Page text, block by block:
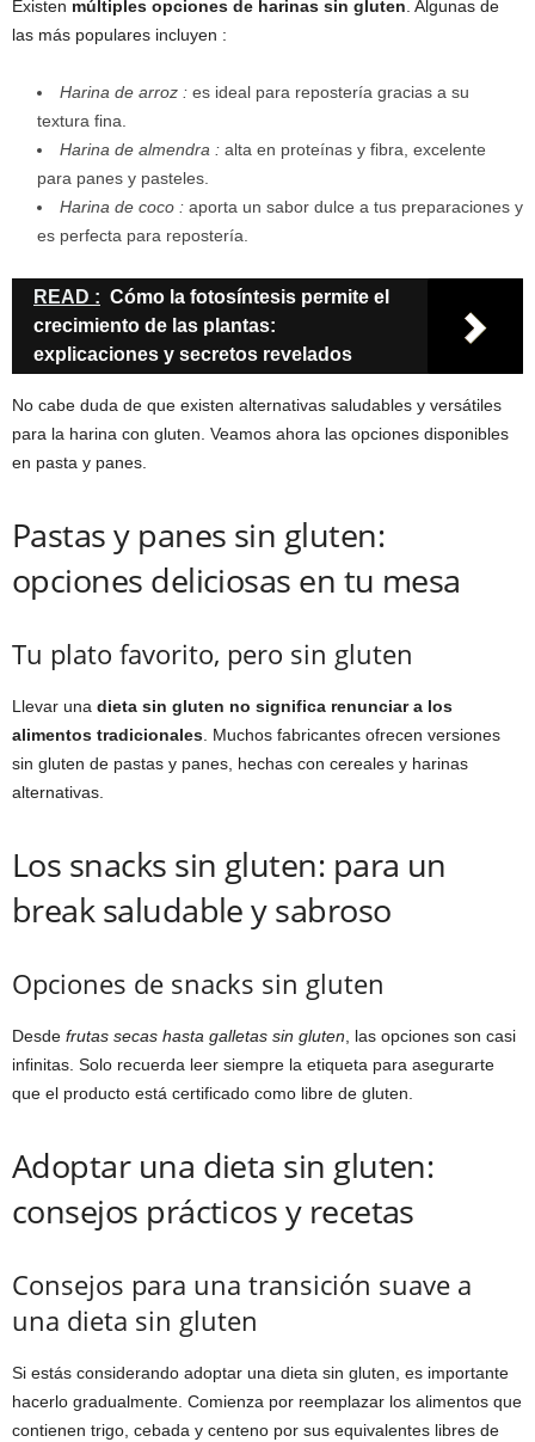
Existen múltiples opciones de harinas sin gluten . Algunas de
las más populares incluyen :
Harina de arroz : es ideal para repostería gracias a su
textura fina.
Harina de almendra : alta en proteínas y fibra, excelente
para panes y pasteles.
Harina de coco : aporta un sabor dulce a tus preparaciones y
es perfecta para repostería.
READ : Cómo la fotosíntesis permite el
crecimiento de las plantas:
explicaciones y secretos revelados
No cabe duda de que existen alternativas saludables y versátiles
para la harina con gluten. Veamos ahora las opciones disponibles
en pasta y panes.
Pastas y panes sin gluten:
opciones deliciosas en tu mesa
Tu plato favorito, pero sin gluten
Llevar una dieta sin gluten no significa renunciar a los
alimentos tradicionales . Muchos fabricantes ofrecen versiones
sin gluten de pastas y panes, hechas con cereales y harinas
alternativas.
Los snacks sin gluten: para un
break saludable y sabroso
Opciones de snacks sin gluten
Desde frutas secas hasta galletas sin gluten , las opciones son casi
infinitas. Solo recuerda leer siempre la etiqueta para asegurarte
que el producto está certificado como libre de gluten.
Adoptar una dieta sin gluten:
consejos prácticos y recetas
Consejos para una transición suave a
una dieta sin gluten
Si estás considerando adoptar una dieta sin gluten, es importante
hacerlo gradualmente. Comienza por reemplazar los alimentos que
contienen trigo, cebada y centeno por sus equivalentes libres de